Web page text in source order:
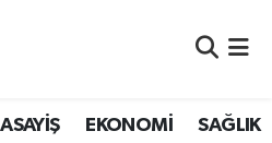
ASAYİŞ EKONOMİ SAĞLIK